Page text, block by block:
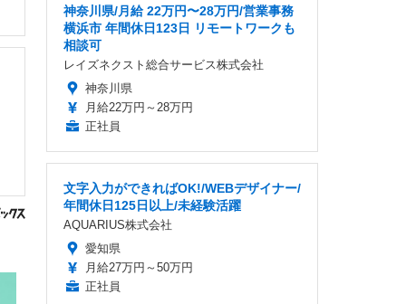
神奈川県/月給 22万円〜28万円/営業事務
横浜市 年間休日123日 リモートワークも
相談可
レイズネクスト総合サービス株式会社
神奈川県
月給22万円～28万円
正社員
文字入力ができればOK!/WEBデザイナー/
年間休日125日以上/未経験活躍
AQUARIUS株式会社
愛知県
月給27万円～50万円
正社員